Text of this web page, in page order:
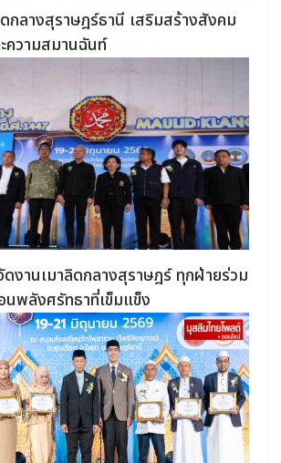
กลางสุราษฎร์ธานี เสริมสร้างสังคม
วามสมานฉันท์
านเมาลิดกลางสุราษฎร์ ทุกฝ่ายร่วม
นพลังศรัทธาที่เข็มแข็ง